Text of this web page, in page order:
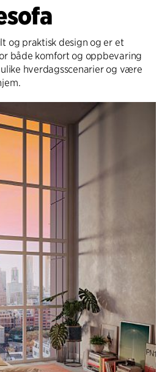
og praktisk design og er et
både komfort og oppbevaring
hverdagsscenarier og være